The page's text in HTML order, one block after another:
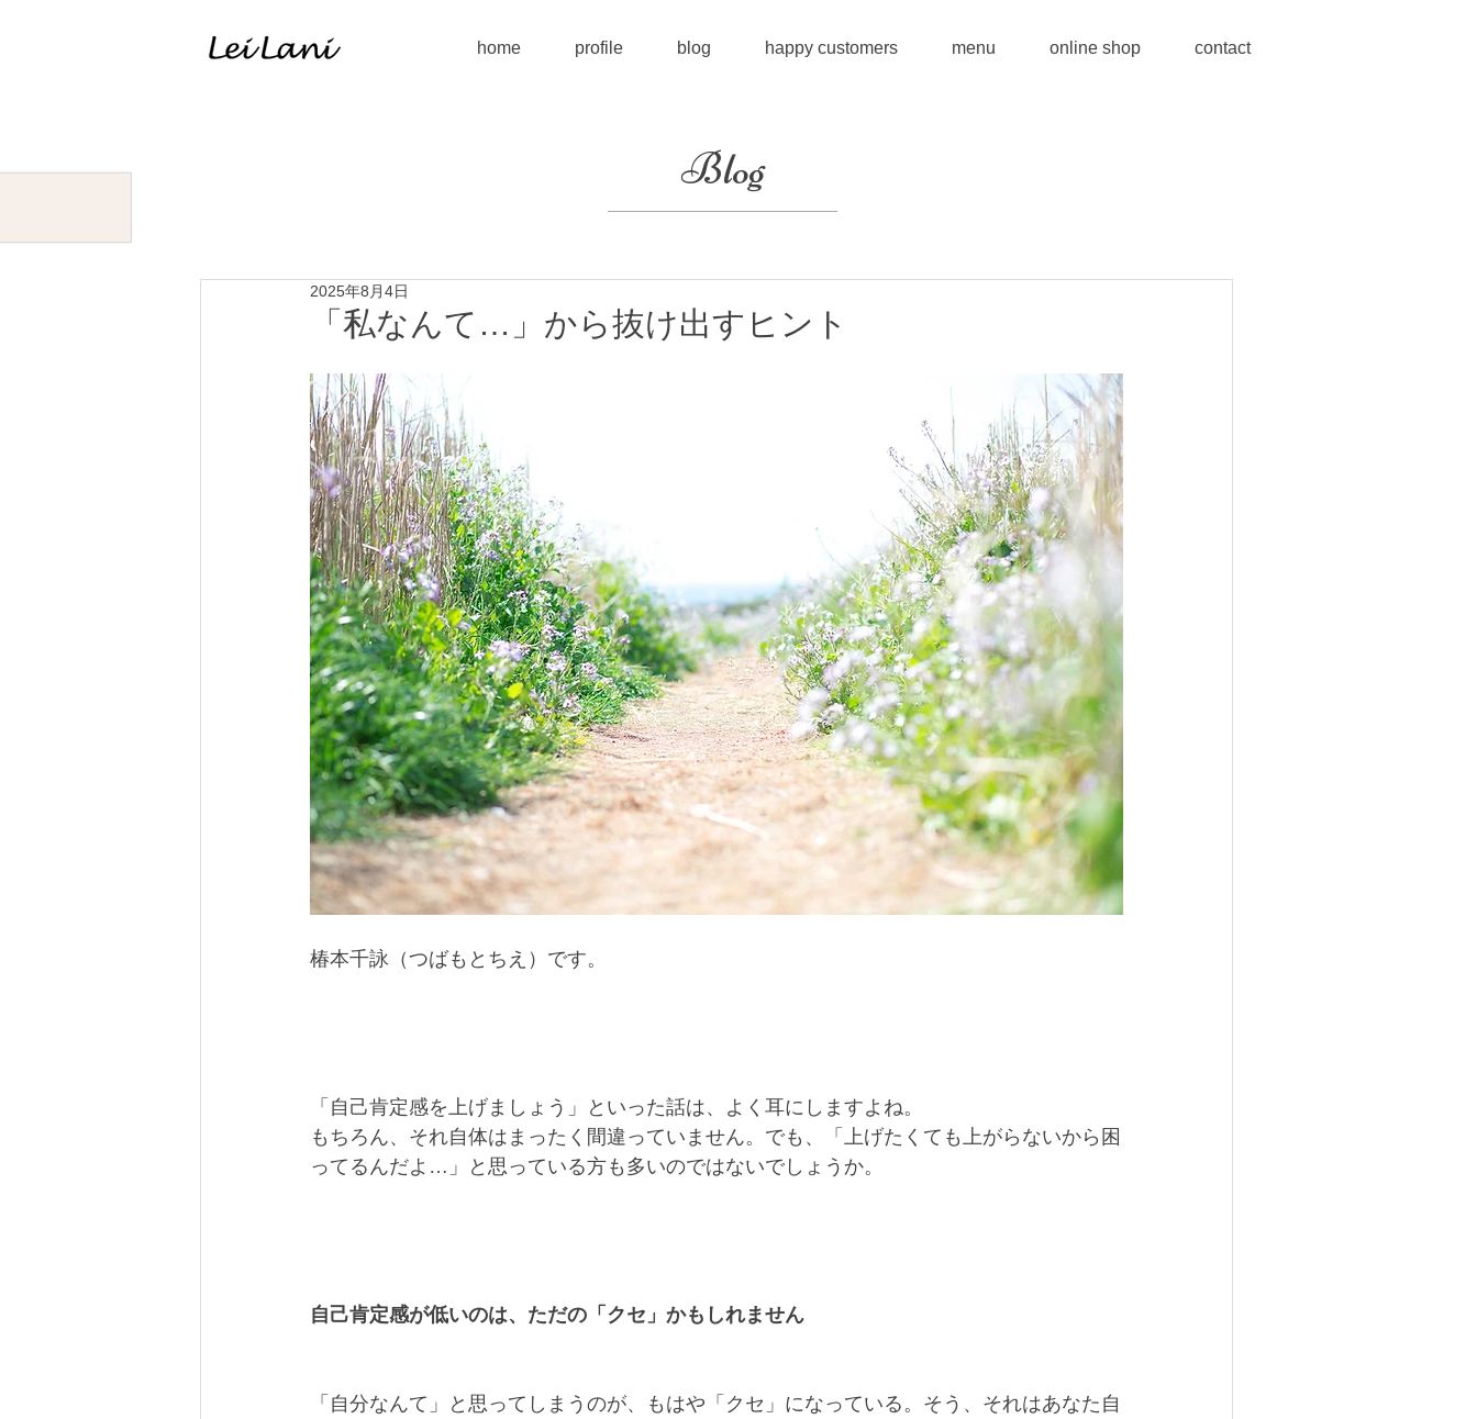
home profile blog happy customers menu online shop contact
Blog
「私なんて…」から抜け出すヒント
2025年8月4日
椿本千詠（つばもとちえ）です。
「自己肯定感を上げましょう」といった話は、よく耳にしますよね。
もちろん、それ自体はまったく間違っていません。でも、「上げたくても上がらないから困
ってるんだよ…」と思っている方も多いのではないでしょうか。
自己肯定感が低いのは、ただの「クセ」かもしれません
「自分なんて」と思ってしまうのが、もはや「クセ」になっている。そう、それはあなた自